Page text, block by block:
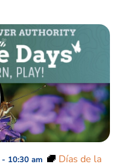
- 10:30 am
Días de la